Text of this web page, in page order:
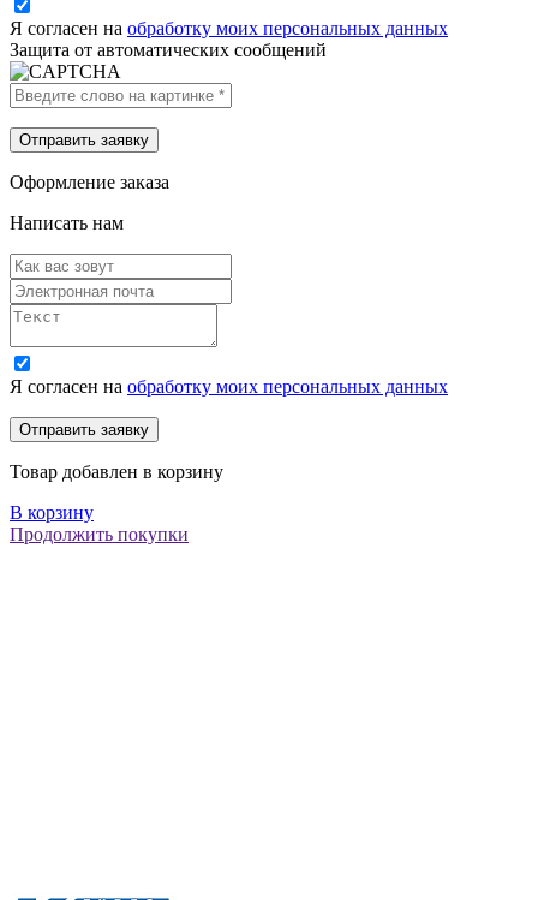
Я согласен на обработку моих персональных данных
Защита от автоматических сообщений
Оформление заказа
Написать нам
Я согласен на обработку моих персональных данных
Товар добавлен в корзину
В корзину
Продолжить покупки